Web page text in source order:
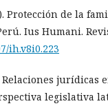
Protección de la
Ius Humani.
ih.v8i0.223
Relaciones jurídicas
legislativa